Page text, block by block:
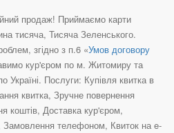
продаж! Приймаємо карти
тисяча, Тисяча Зеленського.
згідно з п.6 «Умов договору
кур'єром по м. Житомиру та
Україні. Послуги: Купівля квитка в
квитка, Зручне повернення
коштів, Доставка кур'єром,
Замовлення телефоном, Квиток на e-